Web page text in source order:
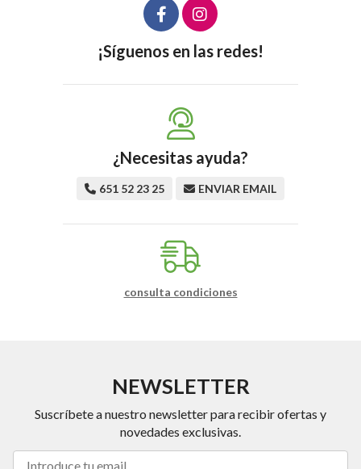
¡Síguenos en las redes!
¿Necesitas ayuda?
651 52 23 25 ENVIAR EMAIL
consulta condiciones
NEWSLETTER
Suscríbete a nuestro newsletter para recibir ofertas y
novedades exclusivas.